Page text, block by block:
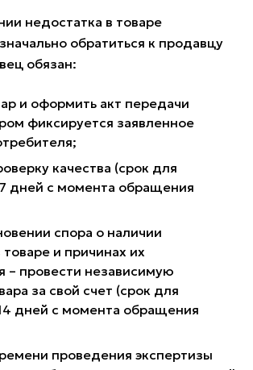
недостатка в товаре
обратиться к продавцу
обязан:
и оформить акт передачи
фиксируется заявленное
качества (срок для
дней с момента обращения
спора о наличии
и причинах их
– провести независимую
за свой счет (срок для
дней с момента обращения
проведения экспертизы